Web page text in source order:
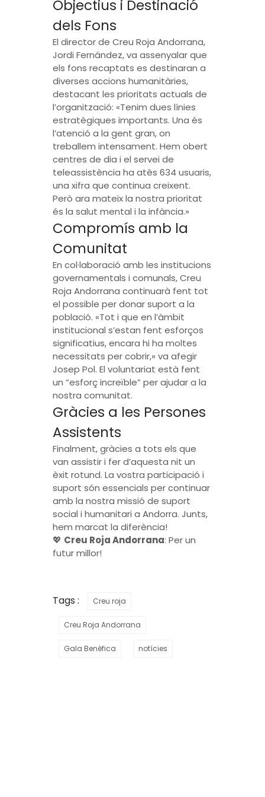
Objectius i Destinació
dels Fons
El director de Creu Roja Andorrana,
Jordi Fernández, va assenyalar que
els fons recaptats es destinaran a
diverses accions humanitàries,
destacant les prioritats actuals de
l’organització: «Tenim dues línies
estratègiques importants. Una és
l’atenció a la gent gran, on
treballem intensament. Hem obert
centres de dia i el servei de
teleassistència ha atès 634 usuaris,
una xifra que continua creixent.
Però ara mateix la nostra prioritat
és la salut mental i la infància.»
Compromís amb la
Comunitat
En col·laboració amb les institucions
governamentals i comunals, Creu
Roja Andorrana continuarà fent tot
el possible per donar suport a la
població. «Tot i que en l’àmbit
institucional s’estan fent esforços
significatius, encara hi ha moltes
necessitats per cobrir,» va afegir
Josep Pol. El voluntariat està fent
un “esforç increïble” per ajudar a la
nostra comunitat.
Gràcies a les Persones
Assistents
Finalment, gràcies a tots els que
van assistir i fer d’aquesta nit un
èxit rotund. La vostra participació i
suport són essencials per continuar
amb la nostra missió de suport
social i humanitari a Andorra. Junts,
hem marcat la diferència!
💖 Creu Roja Andorrana: Per un
futur millor!
Tags : Creu roja
Creu Roja Andorrana
Gala Benèfica notícies